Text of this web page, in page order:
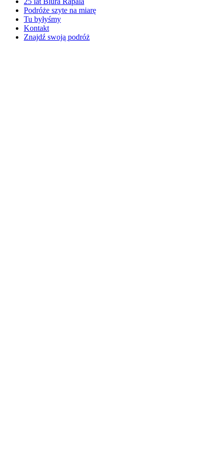
Podróże szyte na miarę
Tu byłyśmy
Kontakt
Znajdź swoją podróż